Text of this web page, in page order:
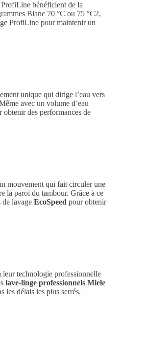
ProfiLine bénéficient de la
Blanc 70 °C ou 75 °C2,
ProfiLine pour maintenir un
unique qui dirige l’eau vers
avec un volume d’eau
obtenir des performances de
mouvement qui fait circuler une
la paroi du tambour. Grâce à ce
de lavageEcoSpeed pour obtenir
leur technologie professionnelle
lave-linge professionnels Miele
les délais les plus serrés.